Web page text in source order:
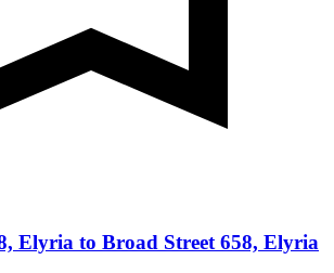
Elyria to Broad Street 658, Elyria